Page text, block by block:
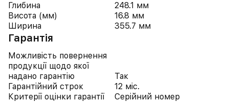
Глибина
248.1 мм
Висота (мм)
16.8 мм
Ширина
355.7 мм
Гарантія
Можливість повернення
продукції щодо якої
надано гарантію
Так
Гарантійний строк
12 міс.
Критерії оцінки гарантії
Серійний номер